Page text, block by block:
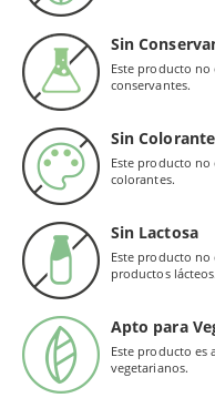
Sin
Este producto no
conservantes.
Sin
Este producto no
colorantes.
Sin Lactosa
Este producto no
productos lácteos.
Apto para
Este producto es
vegetarianos.